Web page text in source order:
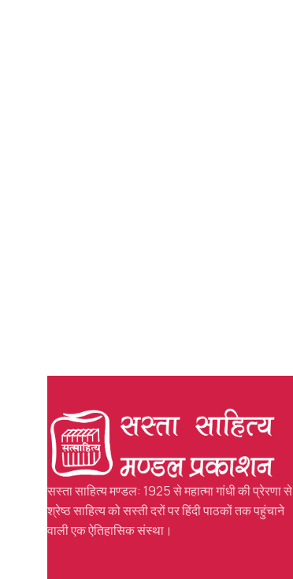
सस्ता साहित्य मण्डल: 1925 से महात्मा गांधी की प्रेरणा से
श्रेष्ठ साहित्य को सस्ती दरों पर हिंदी पाठकों तक पहुंचाने
वाली एक ऐतिहासिक संस्था।